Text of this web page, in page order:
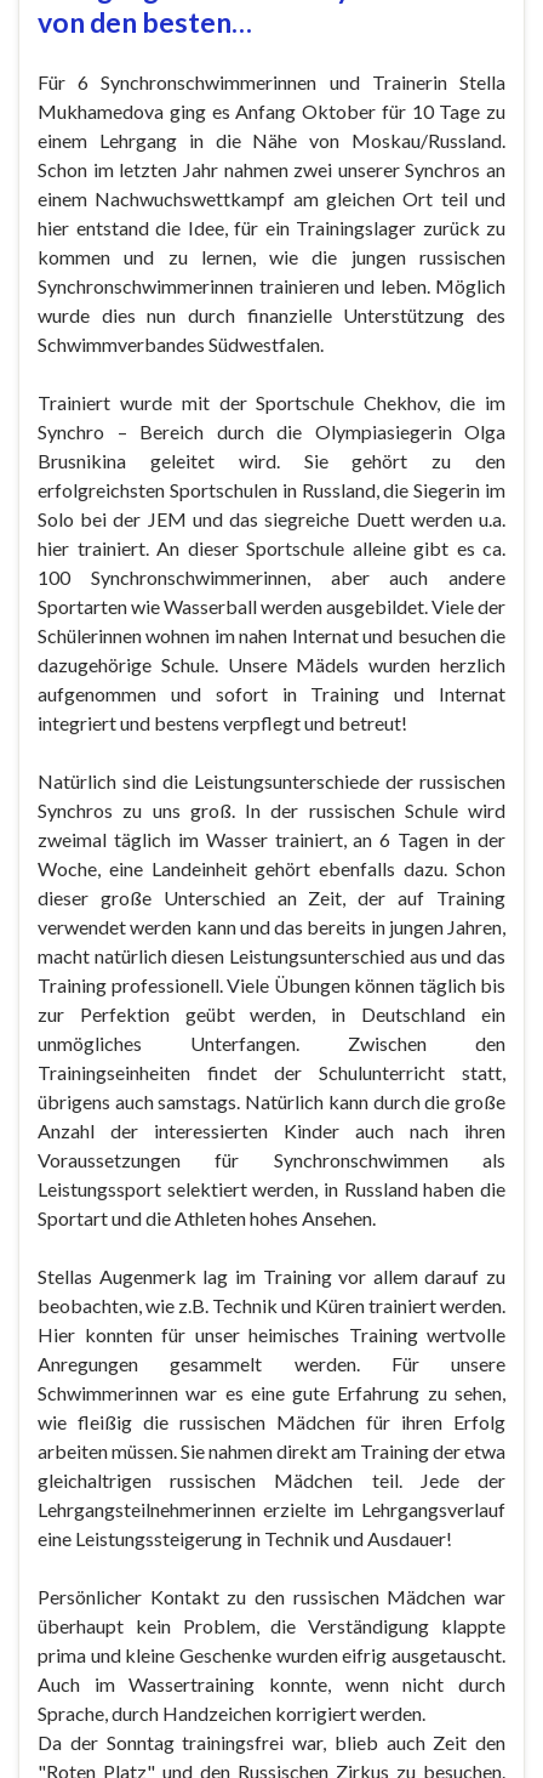
von den besten…
Für 6 Synchronschwimmerinnen und Trainerin Stella
Mukhamedova ging es Anfang Oktober für 10 Tage zu
einem Lehrgang in die Nähe von Moskau/Russland.
Schon im letzten Jahr nahmen zwei unserer Synchros an
einem Nachwuchswettkampf am gleichen Ort teil und
hier entstand die Idee, für ein Trainingslager zurück zu
kommen und zu lernen, wie die jungen russischen
Synchronschwimmerinnen trainieren und leben. Möglich
wurde dies nun durch finanzielle Unterstützung des
Schwimmverbandes Südwestfalen.
Trainiert wurde mit der Sportschule Chekhov, die im
Synchro – Bereich durch die Olympiasiegerin Olga
Brusnikina geleitet wird. Sie gehört zu den
erfolgreichsten Sportschulen in Russland, die Siegerin im
Solo bei der JEM und das siegreiche Duett werden u.a.
hier trainiert. An dieser Sportschule alleine gibt es ca.
100 Synchronschwimmerinnen, aber auch andere
Sportarten wie Wasserball werden ausgebildet. Viele der
Schülerinnen wohnen im nahen Internat und besuchen die
dazugehörige Schule. Unsere Mädels wurden herzlich
aufgenommen und sofort in Training und Internat
integriert und bestens verpflegt und betreut!
Natürlich sind die Leistungsunterschiede der russischen
Synchros zu uns groß. In der russischen Schule wird
zweimal täglich im Wasser trainiert, an 6 Tagen in der
Woche, eine Landeinheit gehört ebenfalls dazu. Schon
dieser große Unterschied an Zeit, der auf Training
verwendet werden kann und das bereits in jungen Jahren,
macht natürlich diesen Leistungsunterschied aus und das
Training professionell. Viele Übungen können täglich bis
zur Perfektion geübt werden, in Deutschland ein
unmögliches Unterfangen. Zwischen den
Trainingseinheiten findet der Schulunterricht statt,
übrigens auch samstags. Natürlich kann durch die große
Anzahl der interessierten Kinder auch nach ihren
Voraussetzungen für Synchronschwimmen als
Leistungssport selektiert werden, in Russland haben die
Sportart und die Athleten hohes Ansehen.
Stellas Augenmerk lag im Training vor allem darauf zu
beobachten, wie z.B. Technik und Küren trainiert werden.
Hier konnten für unser heimisches Training wertvolle
Anregungen gesammelt werden. Für unsere
Schwimmerinnen war es eine gute Erfahrung zu sehen,
wie fleißig die russischen Mädchen für ihren Erfolg
arbeiten müssen. Sie nahmen direkt am Training der etwa
gleichaltrigen russischen Mädchen teil. Jede der
Lehrgangsteilnehmerinnen erzielte im Lehrgangsverlauf
eine Leistungssteigerung in Technik und Ausdauer!
Persönlicher Kontakt zu den russischen Mädchen war
überhaupt kein Problem, die Verständigung klappte
prima und kleine Geschenke wurden eifrig ausgetauscht.
Auch im Wassertraining konnte, wenn nicht durch
Sprache, durch Handzeichen korrigiert werden.
Da der Sonntag trainingsfrei war, blieb auch Zeit den
"Roten Platz" und den Russischen Zirkus zu besuchen.